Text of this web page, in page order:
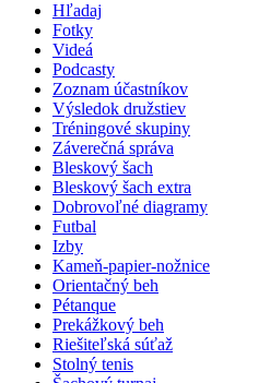
Hľadaj
Fotky
Videá
Podcasty
Zoznam účastníkov
Výsledok družstiev
Tréningové skupiny
Záverečná správa
Bleskový šach
Bleskový šach extra
Dobrovoľné diagramy
Futbal
Izby
Kameň-papier-nožnice
Orientačný beh
Pétanque
Prekážkový beh
Riešiteľská súťaž
Stolný tenis